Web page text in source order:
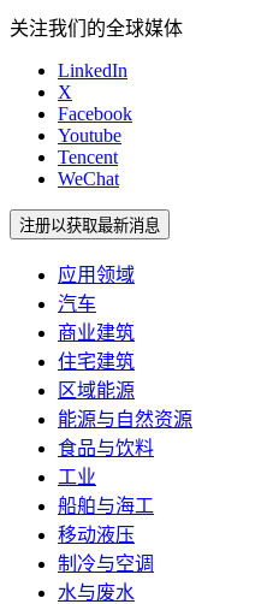
关注我们的全球媒体
LinkedIn
X
Facebook
Youtube
Tencent
WeChat
注册以获取最新消息
应用领域
汽车
商业建筑
住宅建筑
区域能源
能源与自然资源
食品与饮料
工业
船舶与海工
移动液压
制冷与空调
水与废水